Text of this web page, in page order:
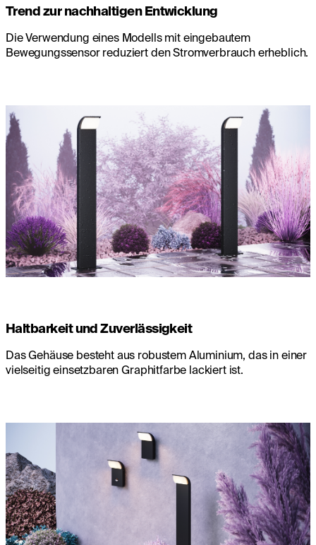
Trend zur nachhaltigen Entwicklung
Die Verwendung eines Modells mit eingebautem
Bewegungssensor reduziert den Stromverbrauch erheblich.
Haltbarkeit und Zuverlässigkeit
Das Gehäuse besteht aus robustem Aluminium, das in einer
vielseitig einsetzbaren Graphitfarbe lackiert ist.